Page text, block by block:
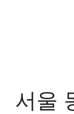
서울